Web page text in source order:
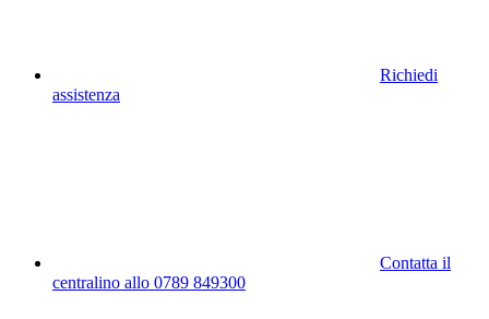
Richiedi
assistenza
Contatta il
centralino allo 0789 849300